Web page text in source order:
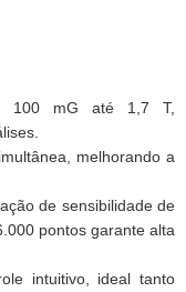
100 mG até 1,7 T,
melhorando a
de sensibilidade de
pontos garante alta
intuitivo, ideal tanto